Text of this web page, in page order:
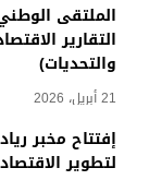
الملتقى
التقارير
والتحديات)
21 أبريل، 2026
إفتتاح مخبر
لتطوير